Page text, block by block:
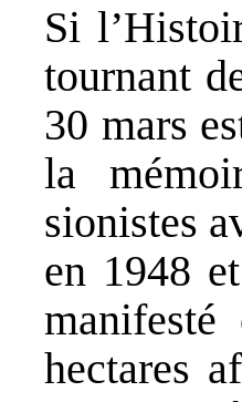
Si
tournant
30 mars
la
sionistes
en 1948
hectares